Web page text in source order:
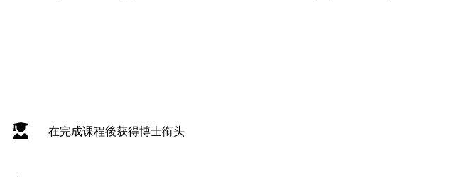
在完成课程後获得博士衔头